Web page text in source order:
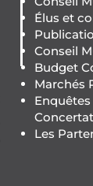
Élus et
Conseil
Budget
Marchés
Les